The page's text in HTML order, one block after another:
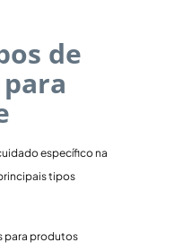
de
específico na
tipos
para produtos